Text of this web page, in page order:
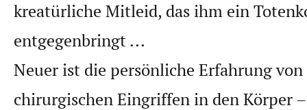
kreatürliche Mitleid, das ihm ein
entgegenbringt ...
Neuer ist die persönliche Erfahrung von
chirurgischen Eingriffen in den Körper